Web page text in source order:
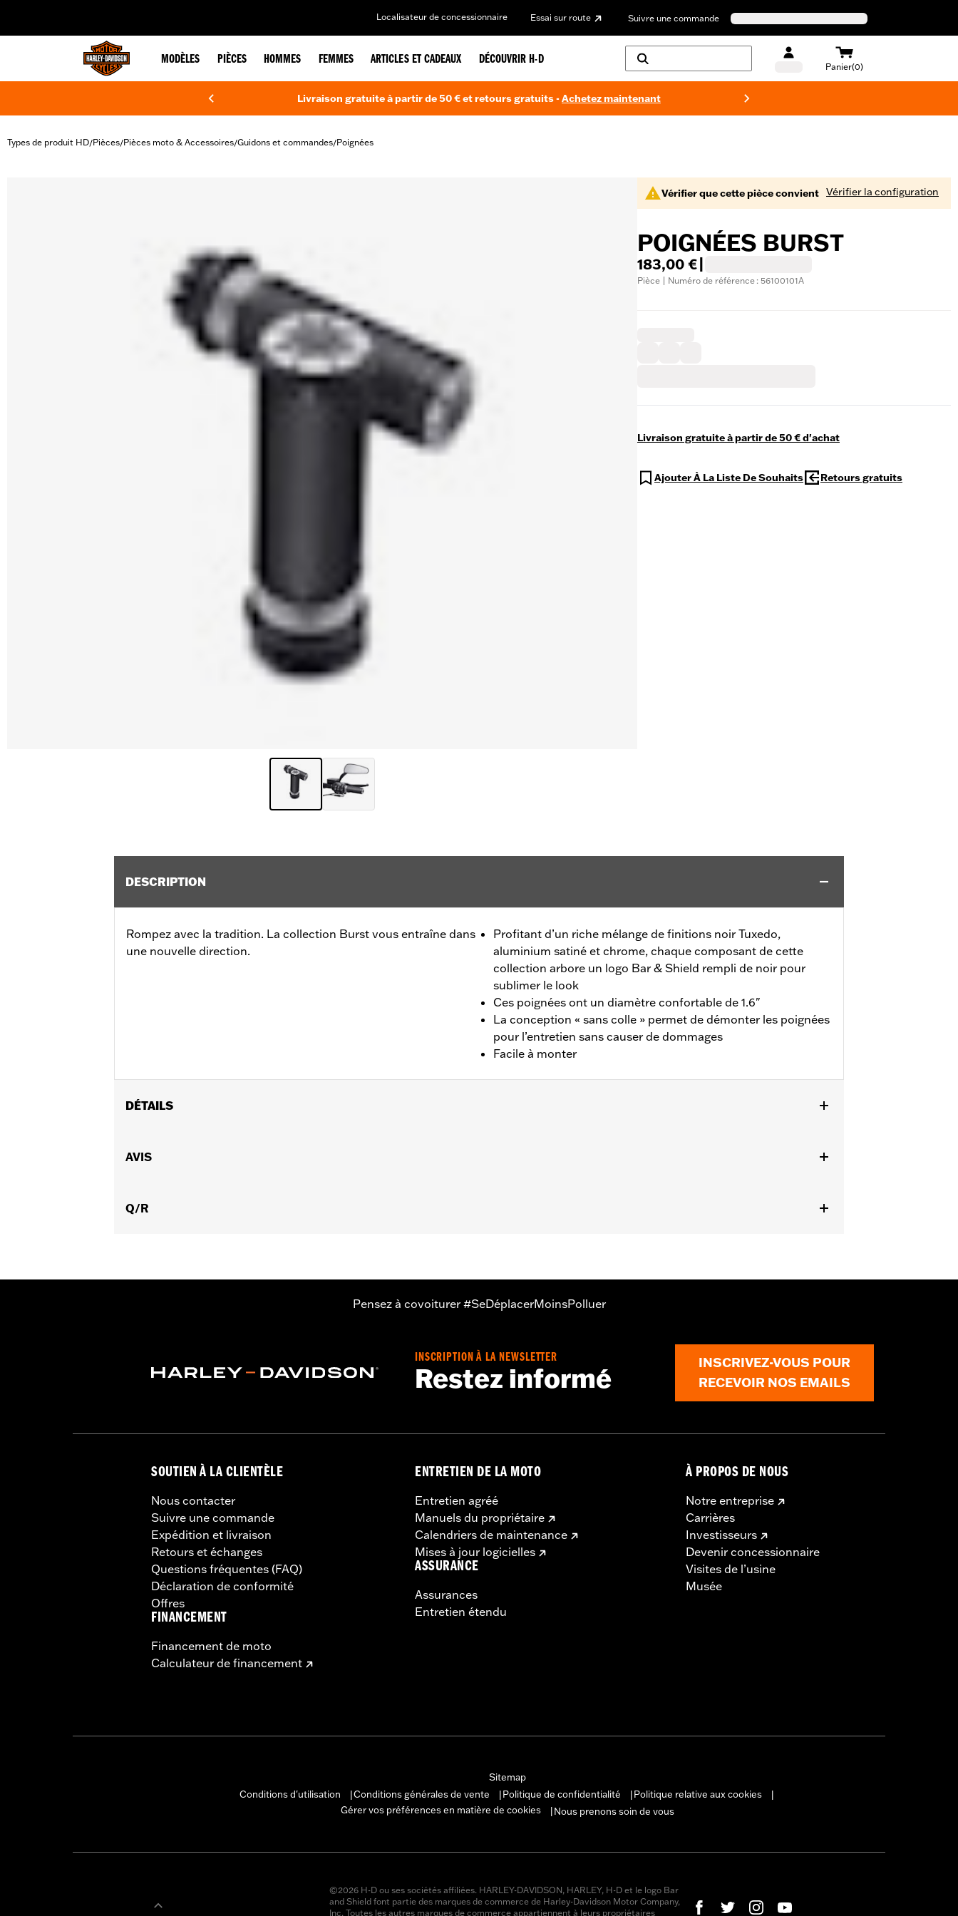
Localisateur de concessionnaire Essai sur route Suivre une commande
MODÈLES PIÈCES HOMMES FEMMES ARTICLES ET CADEAUX DÉCOUVRIR H-D
Panier(0)
Livraison gratuite à partir de 50 € et retours gratuits -Achetez maintenant
Types de produit HD/Pièces/Pièces moto & Accessoires/Guidons et commandes/Poignées
Vérifier que cette pièce convient Vérifier la configuration
POIGNÉES BURST
183,00 €
Pièce | Numéro de référence : 56100101A
Livraison gratuite à partir de 50 € d'achat
Ajouter À La Liste De Souhaits Retours gratuits
DESCRIPTION
Rompez avec la tradition. La collection Burst vous entraîne dans
une nouvelle direction.
Profitant d’un riche mélange de finitions noir Tuxedo,
aluminium satiné et chrome, chaque composant de cette
collection arbore un logo Bar & Shield rempli de noir pour
sublimer le look
Ces poignées ont un diamètre confortable de 1.6"
La conception « sans colle » permet de démonter les poignées
pour l’entretien sans causer de dommages
Facile à monter
DÉTAILS
à 2015 (sauf FLSTNSE, FXSBSE et FLSTSE de 2011 à 2012) et Touring de 1996 à 2007.
Diamètre:
AVIS
Q/R
Pensez à covoiturer #SeDéplacerMoinsPolluer
INSCRIPTION À LA NEWSLETTER
Restez informé
INSCRIVEZ-VOUS POUR
RECEVOIR NOS EMAILS
SOUTIEN À LA CLIENTÈLE
Nous contacter
Suivre une commande
Expédition et livraison
Retours et échanges
Questions fréquentes (FAQ)
Déclaration de conformité
Offres
FINANCEMENT
Financement de moto
Calculateur de financement
ENTRETIEN DE LA MOTO
Entretien agréé
Manuels du propriétaire
Calendriers de maintenance
Mises à jour logicielles
ASSURANCE
Assurances
Entretien étendu
À PROPOS DE NOUS
Notre entreprise
Carrières
Investisseurs
Devenir concessionnaire
Visites de l’usine
Musée
Sitemap
Conditions d'utilisation
Conditions générales de vente Politique de confidentialité Politique relative aux cookies
Gérer vos préférences en matière de cookies
Nous prenons soin de vous
©2026 H-D ou ses sociétés affiliées. HARLEY-DAVIDSON, HARLEY, H-D et le logo Bar
and Shield font partie des marques de commerce de Harley-Davidson Motor Company,
Inc. Toutes les autres marques de commerce appartiennent à leurs propriétaires